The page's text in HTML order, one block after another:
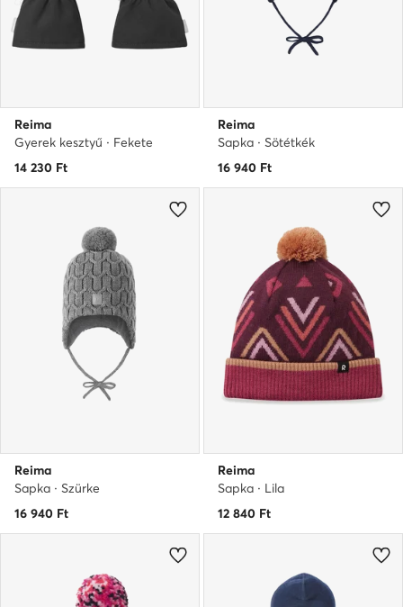
Reima
Gyerek kesztyű · Fekete
14 230 Ft
Reima
Sapka · Sötétkék
16 940 Ft
Reima
Sapka · Szürke
16 940 Ft
Reima
Sapka · Lila
12 840 Ft